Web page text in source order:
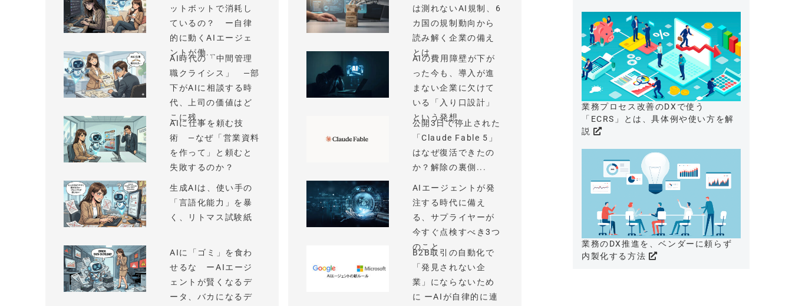
ットボットで消耗し
ているの？ ー自律
的に動くAIエージェ
ントが働...
AI時代の「中間管理
職クライシス」 —部
下がAIに相談する時
代、上司の価値はど
こに残...
AIに仕事を頼む技
術 —なぜ「営業資料
を作って」と頼むと
失敗するのか？
生成AIは、使い手の
「言語化能力」を暴
く、リトマス試験紙
AIに「ゴミ」を食わ
せるな ーAIエージ
ェントが賢くなるデ
ータ、バカになるデ
は測れないAI規制、6
カ国の規制動向から
読み解く企業の備え
とは
AIの費用障壁が下が
った今も、導入が進
まない企業に欠けて
いる「入り口設計」
という発想
公開3日で停止された
「Claude Fable 5」
はなぜ復活できたの
か？解除の裏側...
AIエージェントが発
注する時代に備え
る、サプライヤーが
今すぐ点検すべき3つ
のこと
B2B取引の自動化で
「発見されない企
業」にならないため
に ーAIが自律的に連
業務プロセス改善のDXで使う
「ECRS」とは、具体例や使い方を解
説
業務のDX推進を、ベンダーに頼らず
内製化する方法